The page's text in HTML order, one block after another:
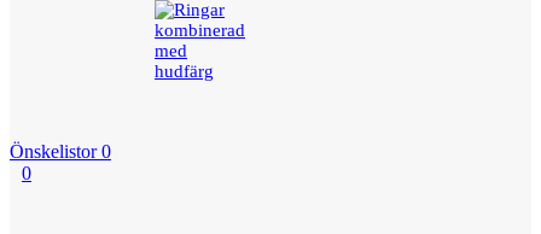
Önskelistor 0
0